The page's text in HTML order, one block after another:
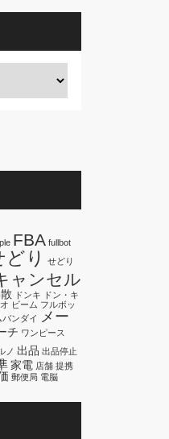
FBA fullbot
どり せどり
ャンセル
ドンキ
ドン・キ
ビーム フルボッ
ンダイ メー
チ ワンピース
ノ 出品 出品停止
家電 店舗 提携
郵便局 電脳